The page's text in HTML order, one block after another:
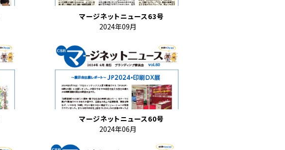
マージネットニュース63号
2024年09月
マージネットニュース60号
2024年06月